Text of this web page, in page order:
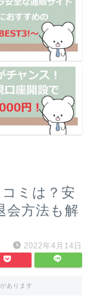
ミは？安
会方法も解
2022年4月14日
あります